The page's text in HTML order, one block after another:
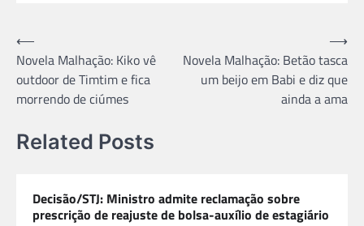
Navegação
de
Post
⟵
Novela Malhação: Kiko vê
outdoor de Timtim e fica
morrendo de ciúmes
Novela Malhação: Betão tasca
um beijo em Babi e diz que
ainda a ama
⟶
Related Posts
Decisão/STJ: Ministro admite reclamação sobre
prescrição de reajuste de bolsa-auxílio de estagiário